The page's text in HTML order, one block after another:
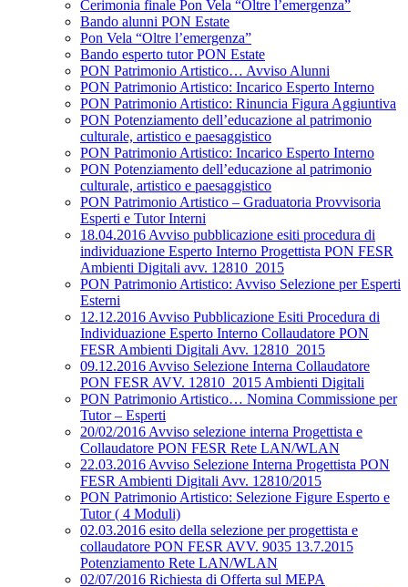
Cerimonia finale Pon Vela “Oltre l’emergenza”
Bando alunni PON Estate
Pon Vela “Oltre l’emergenza”
Bando esperto tutor PON Estate
PON Patrimonio Artistico… Avviso Alunni
PON Patrimonio Artistico: Incarico Esperto Interno
PON Patrimonio Artistico: Rinuncia Figura Aggiuntiva
PON Potenziamento dell’educazione al patrimonio
culturale, artistico e paesaggistico
PON Patrimonio Artistico: Incarico Esperto Interno
PON Potenziamento dell’educazione al patrimonio
culturale, artistico e paesaggistico
PON Patrimonio Artistico – Graduatoria Provvisoria
Esperti e Tutor Interni
18.04.2016 Avviso pubblicazione esiti procedura di
individuazione Esperto Interno Progettista PON FESR
Ambienti Digitali avv. 12810_2015
PON Patrimonio Artistico: Avviso Selezione per Esperti
Esterni
12.12.2016 Avviso Pubblicazione Esiti Procedura di
Individuazione Esperto Interno Collaudatore PON
FESR Ambienti Digitali Avv. 12810_2015
09.12.2016 Avviso Selezione Interna Collaudatore
PON FESR AVV. 12810_2015 Ambienti Digitali
PON Patrimonio Artistico… Nomina Commissione per
Tutor – Esperti
20/02/2016 Avviso selezione interna Progettista e
Collaudatore PON FESR Rete LAN/WLAN
22.03.2016 Avviso Selezione Interna Progettista PON
FESR Ambienti Digitali Avv. 12810/2015
PON Patrimonio Artistico: Selezione Figure Esperto e
Tutor ( 4 Moduli)
02.03.2016 esito della selezione per progettista e
collaudatore PON FESR AVV. 9035 13.7.2015
Potenziamento Rete LAN/WLAN
02/07/2016 Richiesta di Offerta sul MEPA